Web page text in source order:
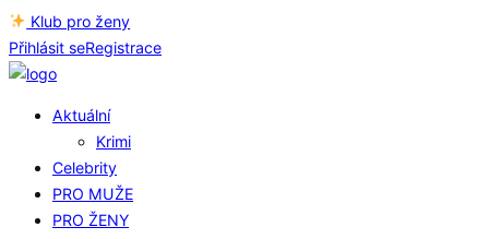
Klub pro ženy
Přihlásit seRegistrace
Aktuální
Krimi
Celebrity
PRO MUŽE
PRO ŽENY